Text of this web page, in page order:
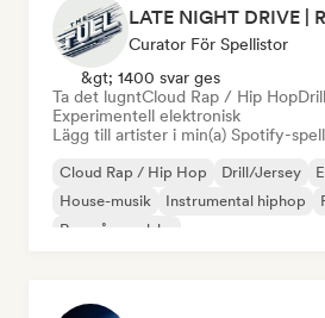
Curator För Spellistor
&gt; 1400 svar ges
Ta det lugntCloud Rap / Hip Hop
Experimentell elektronisk
Lägg till artister i min(a) Spotify-
Cloud Rap / Hip Hop Drill/Jersey
House-musik
Instrumental hiphop
Rap på engelska